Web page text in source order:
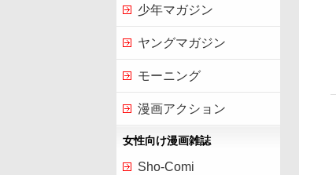
少年マガジン
ヤングマガジン
モーニング
漫画アクション
女性向け漫画雑誌
Sho-Comi